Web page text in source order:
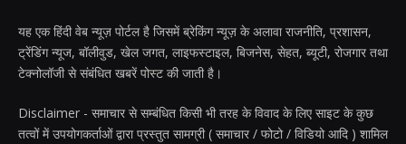
यह एक हिंदी वेब न्यूज़ पोर्टल है जिसमें ब्रेकिंग न्यूज़ के अलावा राजनीति, प्रशासन,
ट्रेंडिंग न्यूज, बॉलीवुड, खेल जगत, लाइफस्टाइल, बिजनेस, सेहत, ब्यूटी, रोजगार तथा
टेक्नोलॉजी से संबंधित खबरें पोस्ट की जाती है।
Disclaimer - समाचार से सम्बंधित किसी भी तरह के विवाद के लिए साइट के कुछ
तत्वों में उपयोगकर्ताओं द्वारा प्रस्तुत सामग्री ( समाचार / फोटो / विडियो आदि ) शामिल